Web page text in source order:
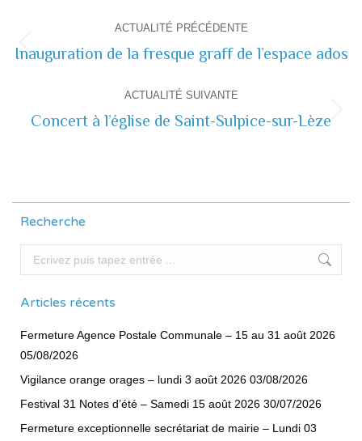
de
commentaire
ACTUALITÉ PRÉCÉDENTE
Actualité
Inauguration de la fresque graff de l’espace ados
ACTUALITÉ SUIVANTE
Actualité
Concert à l’église de Saint-Sulpice-sur-Lèze
Recherche
Recherche
Articles récents
Fermeture Agence Postale Communale – 15 au 31 août 2026
05/08/2026
Vigilance orange orages – lundi 3 août 2026 03/08/2026
Festival 31 Notes d’été – Samedi 15 août 2026 30/07/2026
Fermeture exceptionnelle secrétariat de mairie – Lundi 03